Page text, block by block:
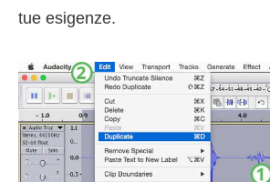
tue esigenze.